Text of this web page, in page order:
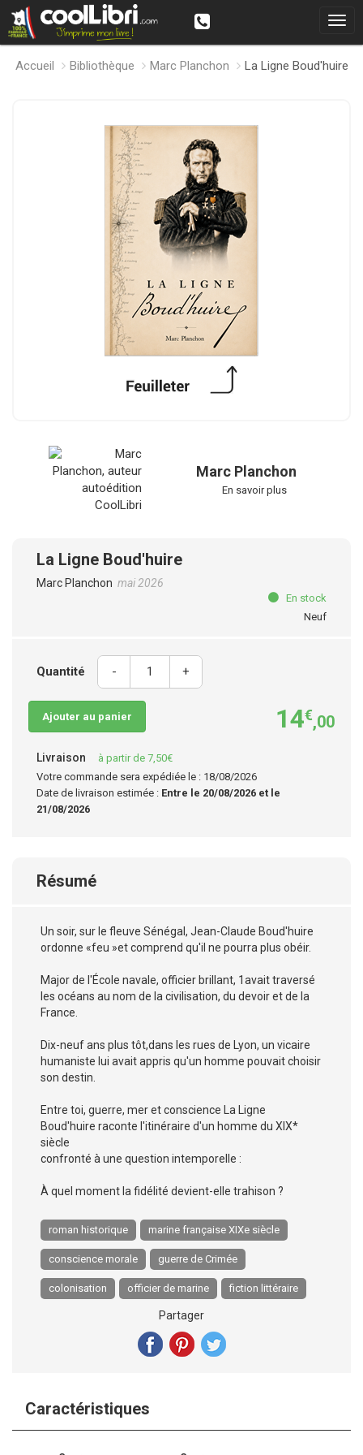
Accueil Bibliothèque Marc Planchon La Ligne Boud'huire
Marc Planchon
En savoir plus
La Ligne Boud'huire
Marc Planchon mai 2026
En stock
Neuf
Quantité - +
Ajouter au panier 14€,00
Livraison
à partir de 7,50€
Votre commande sera expédiée le : 18/08/2026
Date de livraison estimée : Entre le 20/08/2026 et le
21/08/2026
Résumé
Un soir, sur le fleuve Sénégal, Jean-Claude Boud'huire
ordonne «feu »et comprend qu'il ne pourra plus obéir.
Major de l'École navale, officier brillant, 1avait traversé
les océans au nom de la civilisation, du devoir et de la
France.
Dix-neuf ans plus tôt,dans les rues de Lyon, un vicaire
humaniste lui avait appris qu'un homme pouvait choisir
son destin.
Entre toi, guerre, mer et conscience La Ligne
Boud'huire raconte l'itinéraire d'un homme du XIX*
siècle
confronté à une question intemporelle :
À quel moment la fidélité devient-elle trahison ?
roman historique marine française XIXe siècle
conscience morale guerre de Crimée
colonisation officier de marine fiction littéraire
Partager
Caractéristiques